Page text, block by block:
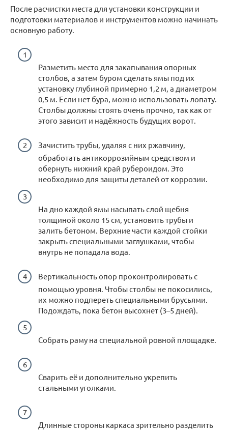
После расчистки места для установки конструкции и
подготовки материалов и инструментов можно начинать
основную работу.
Разметить место для закапывания опорных
столбов, а затем буром сделать ямы под их
установку глубиной примерно 1,2 м, а диаметром
0,5 м. Если нет бура, можно использовать лопату.
Столбы должны стоять очень прочно, так как от
этого зависит и надёжность будущих ворот.
Зачистить трубы, удаляя с них ржавчину,
обработать антикоррозийным средством и
обернуть нижний край рубероидом. Это
необходимо для защиты деталей от коррозии.
На дно каждой ямы насыпать слой щебня
толщиной около 15 см, установить трубы и
залить бетоном. Верхние части каждой стойки
закрыть специальными заглушками, чтобы
внутрь не попадала вода.
Вертикальность опор проконтролировать с
помощью уровня. Чтобы столбы не покосились,
их можно подпереть специальными брусьями.
Подождать, пока бетон высохнет (3–5 дней).
Собрать раму на специальной ровной площадке.
Сварить её и дополнительно укрепить
стальными уголками.
Длинные стороны каркаса зрительно разделить